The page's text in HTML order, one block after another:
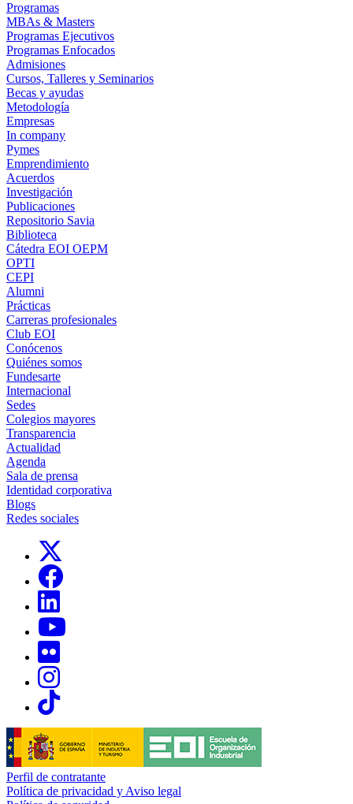
Programas
MBAs & Masters
Programas Ejecutivos
Programas Enfocados
Admisiones
Cursos, Talleres y Seminarios
Becas y ayudas
Metodología
Empresas
In company
Pymes
Emprendimiento
Acuerdos
Investigación
Publicaciones
Repositorio Savia
Biblioteca
Cátedra EOI OEPM
OPTI
CEPI
Alumni
Prácticas
Carreras profesionales
Club EOI
Conócenos
Quiénes somos
Fundesarte
Internacional
Sedes
Colegios mayores
Transparencia
Actualidad
Agenda
Sala de prensa
Identidad corporativa
Blogs
Redes sociales
Links, Opens in this window
Links, Opens in this window
Links, Opens in this window
Links, Opens in this window
Links, Opens in this window
Perfil de contratante
Política de privacidad y Aviso legal